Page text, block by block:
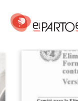
contenido